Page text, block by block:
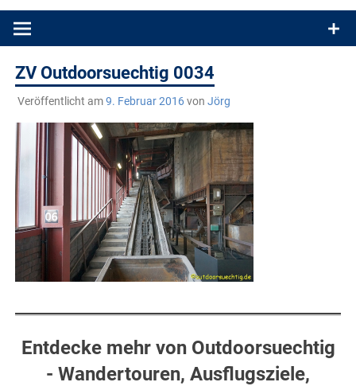
Produkttests und Buchrezensionen. Ein Blog für alle, die gern
ZV Outdoorsuechtig 0034
Veröffentlicht am9. Februar 2016von Jörg
Entdecke mehr von Outdoorsuechtig
- Wandertouren, Ausflugsziele,